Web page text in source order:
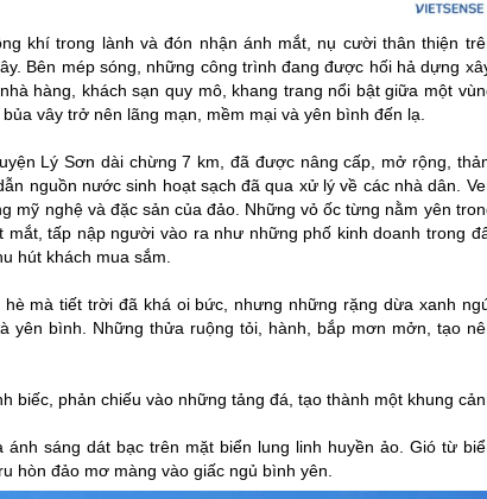
khí trong lành và đón nhận ánh mắt, nụ cười thân thiện
Bên mép sóng, những công trình đang được hối hả dựng
hàng, khách sạn quy mô, khang trang nổi bật giữa một
vây trở nên lãng mạn, mềm mại và yên bình đến lạ.
Lý Sơn dài chừng 7 km, đã được nâng cấp, mở rộng,
nguồn nước sinh hoạt sạch đã qua xử lý về các nhà dân.
mỹ nghệ và đặc sản của đảo. Những vỏ ốc từng nằm yên
tấp nập người vào ra như những phố kinh doanh trong
hút khách mua sắm.
mà tiết trời đã khá oi bức, nhưng những rặng dừa xanh
yên bình. Những thửa ruộng tỏi, hành, bắp mơn mởn, tạo
biếc, phản chiếu vào những tảng đá, tạo thành một khung
ánh sáng dát bạc trên mặt biển lung linh huyền ảo. Gió từ
hòn đảo mơ màng vào giấc ngủ bình yên.